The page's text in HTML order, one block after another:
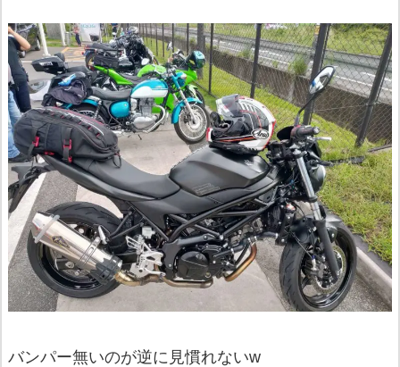
バンパー無いのが逆に見慣れないw